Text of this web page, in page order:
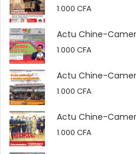
1.000 CFA
Actu Chine-
1.000 CFA
Actu Chine-
1.000 CFA
Actu Chine-
1.000 CFA